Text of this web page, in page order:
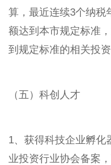
算，最近连续3个纳税
额达到本市规定标准
到规定标准的相关投资
（五）科创人才
1、获得科技企业孵化
业投资行业协会备案